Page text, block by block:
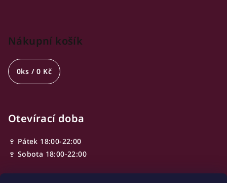
Nákupní košík
0ks /0 Kč
Otevírací doba
🍷 Pátek 18:00-22:00
🍷 Sobota 18:00-22:00